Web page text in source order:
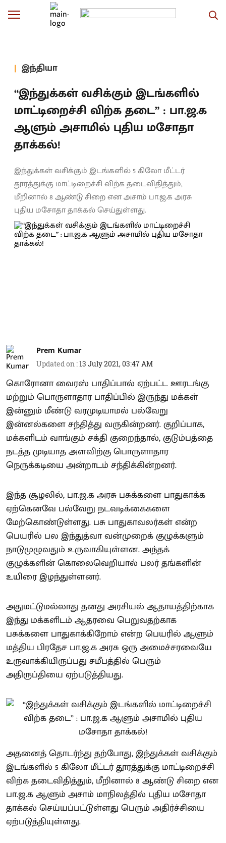
இந்தியா
“இந்துக்கள் வசிக்கும் இடங்களில்
மாட்டிறைச்சி விற்க தடை” : பா.ஜ.க
ஆளும் அசாமில் புதிய மசோதா
தாக்கல்!
இந்துக்கள் வசிக்கும் இடங்களில் 5 கிலோ மீட்டர்
தூரத்துக்கு மாட்டிறைச்சி விற்க தடைவிதித்தும்,
மீறினால் 8 ஆண்டு சிறை என அசாம் பா.ஜ.க அரசு
புதிய மசோதா தாக்கல் செய்துள்ளது.
Prem Kumar
Updated on :13 July 2021, 03:47 AM
கொரோனா வைரஸ் பாதிப்பால் ஏற்பட்ட ஊரடங்கு
மற்றும் பொருளாதார பாதிப்பில் இருந்து மக்கள்
இன்னும் மீண்டு வரமுடியாமல் பல்வேறு
இன்னல்களை சந்தித்து வருகின்றனர். குறிப்பாக,
மக்களிடம் வாங்கும் சக்தி குறைந்தால், குடும்பத்தை
நடத்த முடியாத அளவிற்கு பொருளாதார
நெருக்கடியை அன்றாடம் சந்திக்கின்றனர்.
இந்த சூழலில், பா.ஜ.க அரசு பசுக்களை பாதுகாக்க
ஏற்கெனவே பல்வேறு நடவடிக்கைகளை
மேற்கொண்டுள்ளது. பசு பாதுகாவலர்கள் என்ற
பெயரில் பல இந்துத்வா வன்முறைக் குழுக்களும்
நாடுமுழுவதும் உருவாகியுள்ளன. அந்தக்
குழுக்களின் கொலைவெறியால் பலர் தங்களின்
உயிரை இழந்துள்ளனர்.
அதுமட்டுமல்லாது தனது அரசியல் ஆதாயத்திற்காக
இந்து மக்களிடம் ஆதரவை பெறுவதற்காக
பசுக்களை பாதுகாக்கிறோம் என்ற பெயரில் ஆளும்
மத்திய பிரதேச பா.ஜ.க அரசு ஒரு அமைச்சரவையே
உருவாக்கியிருப்பது சமீபத்தில் பெரும்
அதிருப்தியை ஏற்படுத்தியது.
அதனைத் தொடர்ந்து தற்போது, இந்துக்கள் வசிக்கும்
இடங்களில் 5 கிலோ மீட்டர் தூரத்துக்கு மாட்டிறைச்சி
விற்க தடைவிதித்தும், மீறினால் 8 ஆண்டு சிறை என
பா.ஜ.க ஆளும் அசாம் மாநிலத்தில் புதிய மசோதா
தாக்கல் செய்யப்பட்டுள்ளது பெரும் அதிர்ச்சியை
ஏற்படுத்தியுள்ளது.